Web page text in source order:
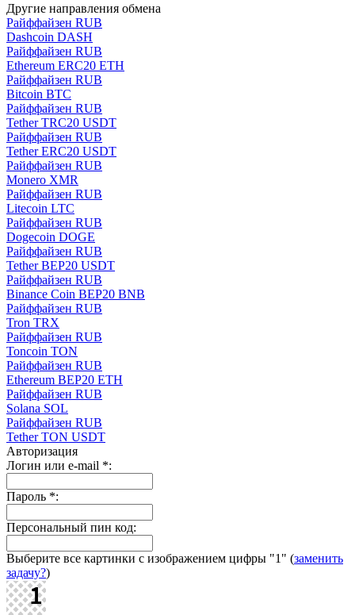
Другие направления обмена
Paйффaйзeн RUB
Dashcoin DASH
Paйффaйзeн RUB
Ethereum ERC20 ETH
Paйффaйзeн RUB
Bitcoin BTC
Paйффaйзeн RUB
Tether TRC20 USDT
Paйффaйзeн RUB
Tether ERC20 USDT
Paйффaйзeн RUB
Monero XMR
Paйффaйзeн RUB
Litecoin LTC
Paйффaйзeн RUB
Dogecoin DOGE
Paйффaйзeн RUB
Tether BEP20 USDT
Paйффaйзeн RUB
Binance Coin BEP20 BNB
Paйффaйзeн RUB
Tron TRX
Paйффaйзeн RUB
Toncoin TON
Paйффaйзeн RUB
Ethereum BEP20 ETH
Paйффaйзeн RUB
Solana SOL
Paйффaйзeн RUB
Tether TON USDT
Авторизация
Логин или e-mail *:
Пароль *:
Персональный пин код:
Выберите все картинки с изображением цифры "1" (заменить
задачу?)